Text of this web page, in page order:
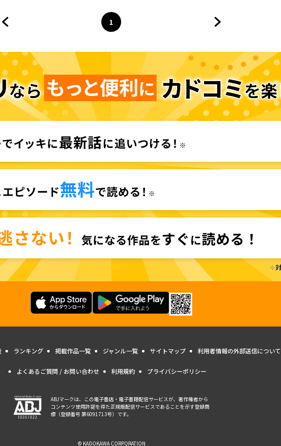
ページ
1
へ
ランキング 掲載作品一覧 ジャンル一覧 サイトマップ 利用者情報の外部送信について
よくあるご質問 / お問い合わせ 利用規約 プライバシーポリシー
ABJマークは、この電子書店・電子書籍配信サービスが、著作権者から
コンテンツ使用許諾を得た正規版配信サービスであることを示す登録商
標（登録番号 第6091713号）です。
© KADOKAWA CORPORATION